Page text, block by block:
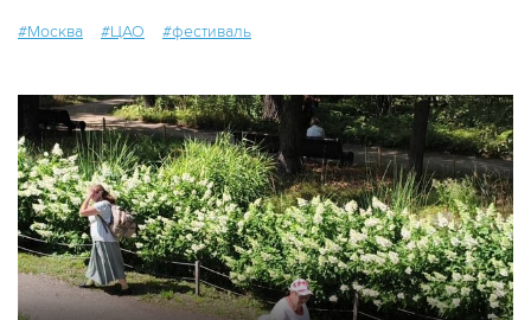
#Москва #ЦАО #фестиваль